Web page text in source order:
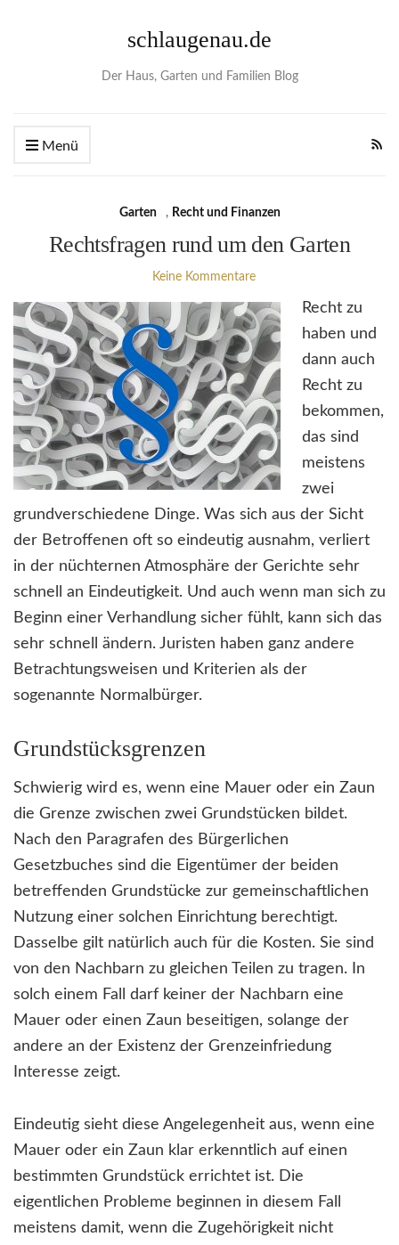
schlaugenau.de
Der Haus, Garten und Familien Blog
Menü
Garten , Recht und Finanzen
Rechtsfragen rund um den Garten
Keine Kommentare
Recht zu
haben und
dann auch
Recht zu
bekommen,
das sind
meistens
zwei
grundverschiedene Dinge. Was sich aus der Sicht
der Betroffenen oft so eindeutig ausnahm, verliert
in der nüchternen Atmosphäre der Gerichte sehr
schnell an Eindeutigkeit. Und auch wenn man sich zu
Beginn einer Verhandlung sicher fühlt, kann sich das
sehr schnell ändern. Juristen haben ganz andere
Betrachtungsweisen und Kriterien als der
sogenannte Normalbürger.
Grundstücksgrenzen
Schwierig wird es, wenn eine Mauer oder ein Zaun
die Grenze zwischen zwei Grundstücken bildet.
Nach den Paragrafen des Bürgerlichen
Gesetzbuches sind die Eigentümer der beiden
betreffenden Grundstücke zur gemeinschaftlichen
Nutzung einer solchen Einrichtung berechtigt.
Dasselbe gilt natürlich auch für die Kosten. Sie sind
von den Nachbarn zu gleichen Teilen zu tragen. In
solch einem Fall darf keiner der Nachbarn eine
Mauer oder einen Zaun beseitigen, solange der
andere an der Existenz der Grenzeinfriedung
Interesse zeigt.
Eindeutig sieht diese Angelegenheit aus, wenn eine
Mauer oder ein Zaun klar erkenntlich auf einen
bestimmten Grundstück errichtet ist. Die
eigentlichen Probleme beginnen in diesem Fall
meistens damit, wenn die Zugehörigkeit nicht